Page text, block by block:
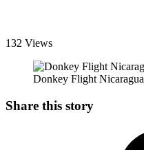
132 Views
Donkey Flight Nicaragua
Share this story